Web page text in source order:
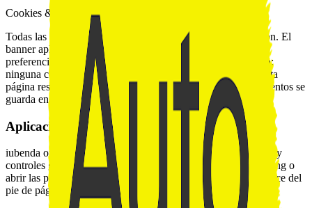
Cookies & tracking
Todas las divulgaciones las gestiona iubenda Cookie Solution. El
banner aplica el consentimiento para cookies necesarias, de
preferencias, estadísticas y marketing antes de que se activen;
ninguna cookie de marketing corre sin tu opt-in explícito. Esta
página resume el funcionamiento y el historial de consentimientos se
guarda en la base de datos de iubenda.
Aplicación del consentimiento
iubenda ofrece el banner, la base de datos de consentimientos y
controles granulares. Puedes aceptar todo, rechazar el marketing o
abrir las preferencias cuando quieras desde el banner o el enlace del
pie de página.